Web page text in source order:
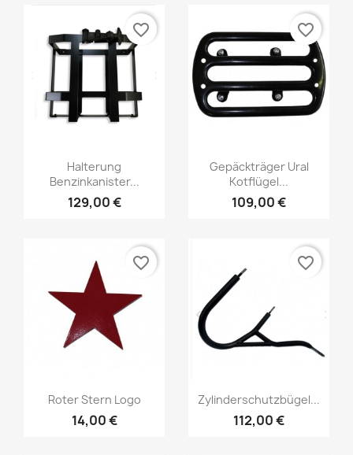
Halterung
Benzinkanister...
129,00 €
favorite_border
Gepäckträger Ural
Kotflügel...
109,00 €
favorite_border
Roter Stern Logo
14,00 €
favorite_border
Zylinderschutzbügel...
112,00 €
favorite_border